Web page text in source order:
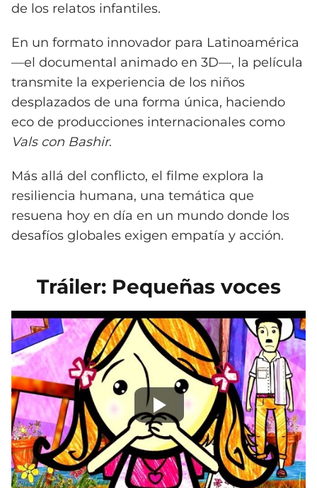
de los relatos infantiles.
En un formato innovador para Latinoamérica
—el documental animado en 3D—, la película
transmite la experiencia de los niños
desplazados de una forma única, haciendo
eco de producciones internacionales como
Vals con Bashir.
Más allá del conflicto, el filme explora la
resiliencia humana, una temática que
resuena hoy en día en un mundo donde los
desafíos globales exigen empatía y acción.
Tráiler: Pequeñas voces